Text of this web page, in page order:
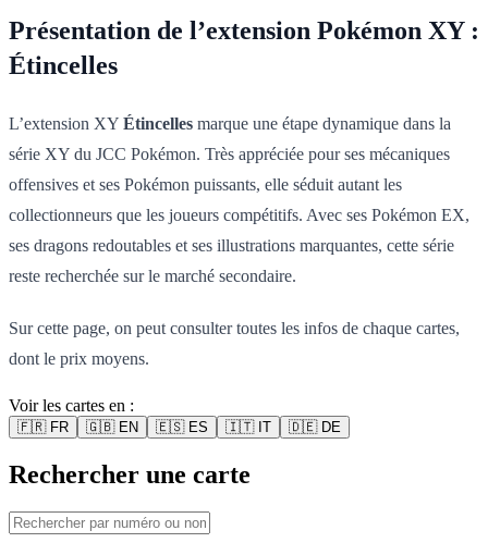
Présentation de l’extension Pokémon XY :
Étincelles
L’extension XY Étincelles marque une étape dynamique dans la
série XY du JCC Pokémon. Très appréciée pour ses mécaniques
offensives et ses Pokémon puissants, elle séduit autant les
collectionneurs que les joueurs compétitifs. Avec ses Pokémon EX,
ses dragons redoutables et ses illustrations marquantes, cette série
reste recherchée sur le marché secondaire.
Sur cette page, on peut consulter toutes les infos de chaque cartes,
dont le prix moyens.
Voir les cartes en :
🇫🇷FR 🇬🇧EN 🇪🇸ES 🇮🇹IT 🇩🇪DE
Rechercher une carte